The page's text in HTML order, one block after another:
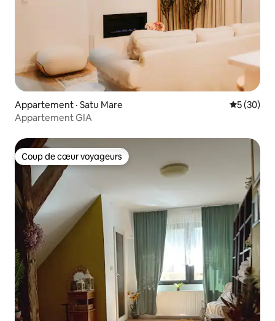
Appartement · Satu Mare Note
5 (30)
Appartement GIA
Coup de cœur voyageurs
Coup de cœur voyageurs